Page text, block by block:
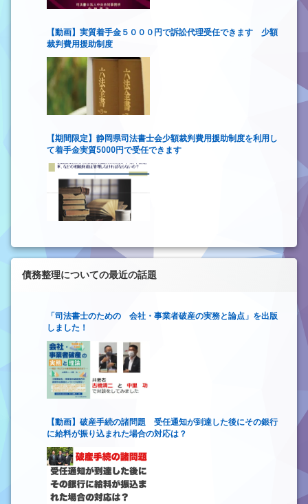
【動画】実質着手金５０００円で訴訟代理受任できます 少額
裁判費用援助制度
【期間限定】静岡県司法書士会少額裁判費用援助制度を利用し
て着手金実質5000円で受任できます
債務整理についての最近の話題
「司法書士のための 会社・事業者破産の実務と論点」を出版
しました！
【動画】破産手続の諸問題 受任通知が到達した後にその銀行
に給料が振り込まれた場合の対応は？